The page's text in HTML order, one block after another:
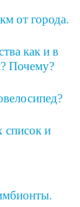
от города.
как и в
Почему?
список и